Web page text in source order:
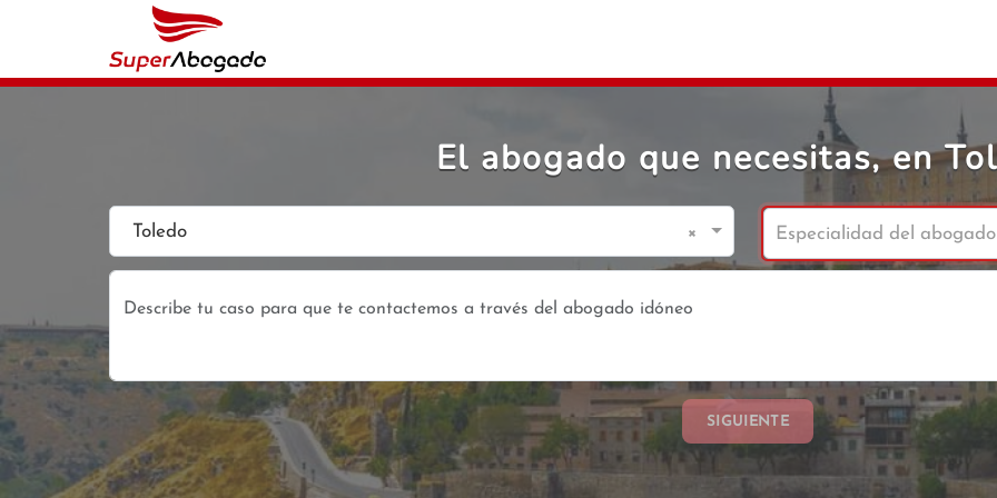
El abogado que necesitas, en
Toledo × Especialidad del abogado
SIGUIENTE